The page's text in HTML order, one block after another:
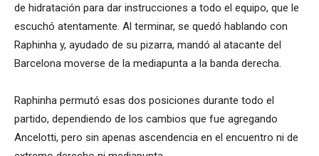
de hidratación para dar instrucciones a todo el equipo, que le
escuchó atentamente. Al terminar, se quedó hablando con
Raphinha y, ayudado de su pizarra, mandó al atacante del
Barcelona moverse de la mediapunta a la banda derecha.
Raphinha permutó esas dos posiciones durante todo el
partido, dependiendo de los cambios que fue agregando
Ancelotti, pero sin apenas ascendencia en el encuentro ni de